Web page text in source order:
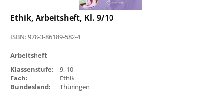
Ethik, Arbeitsheft, Kl. 9/10
ISBN: 978-3-86189-582-4
Arbeitsheft
Klassenstufe:
9, 10
Fach:
Ethik
Bundesland:
Thüringen